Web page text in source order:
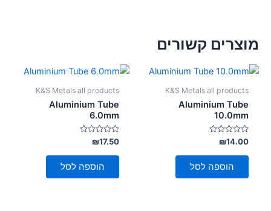
מוצרים קשורים
K&S Metals all products
Aluminium Tube
10.0mm
דורג
0
מתוך
₪14.00
הוספה לסל
K&S Metals all products
Aluminium Tube
6.0mm
דורג
0
מתוך
₪17.50
הוספה לסל